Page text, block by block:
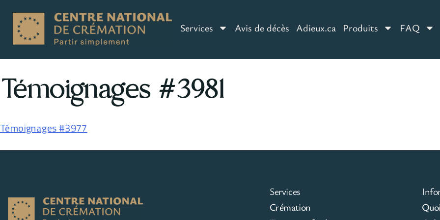
Services Avis de décès Adieux.ca Produits FAQ
Témoignages #3981
Témoignages #3977
Services
Crémation